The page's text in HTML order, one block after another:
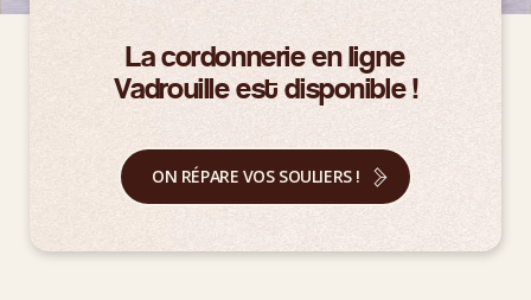
La cordonnerie en ligne
Vadrouille est disponible !
ON RÉPARE VOS SOULIERS !